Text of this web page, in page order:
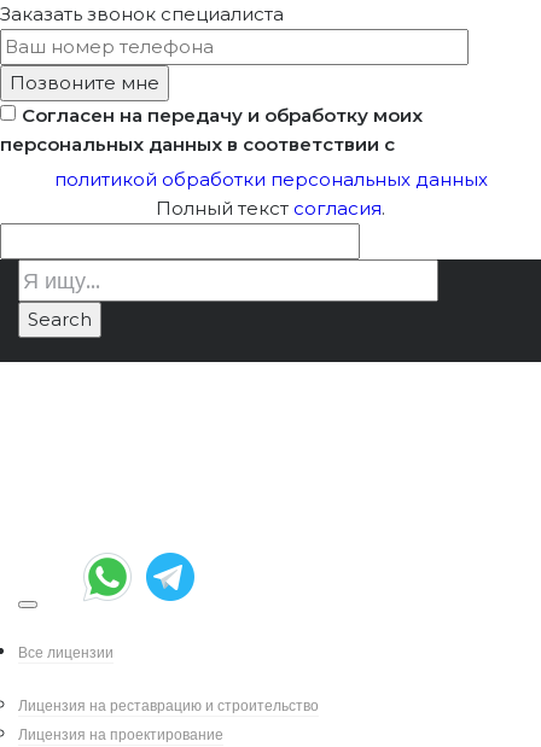
Заказать звонок специалиста
Согласен на передачу и обработку моих
персональных данных в соответствии с
политикой обработки персональных данных
Полный текст согласия.
Все лицензии
Лицензия на реставрацию и строительство
Лицензия на проектирование
Категория:Лицензирование